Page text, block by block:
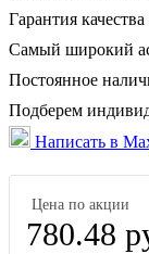
Гарантия
Самый широкий
Постоянное
Подберем
Написать в
Цена по акции
780.48